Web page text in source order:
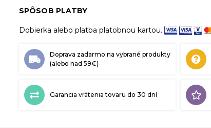
SPÔSOB PLATBY
Dobierka alebo platba platobnou kartou.
Doprava zadarmo na vybrané produkty
(alebo nad 59€)
Garancia vrátenia tovaru do 30 dní